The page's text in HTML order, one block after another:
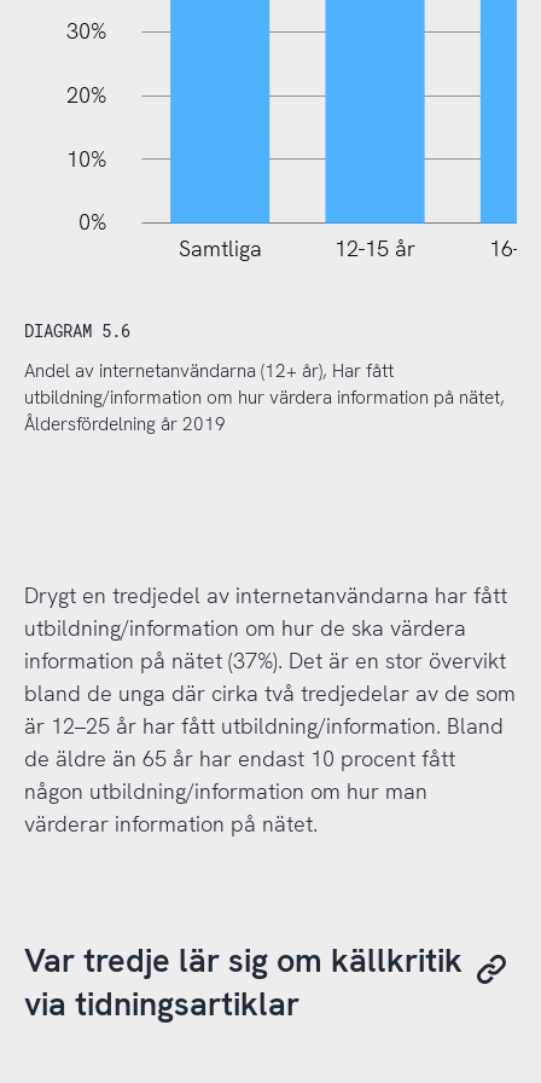
30%
20%
10%
0%
Samtliga 12-15 år 16-
DIAGRAM 5.6
Andel av internetanvändarna (12+ år), Har fått
utbildning/information om hur värdera information på nätet,
Åldersfördelning år 2019
Drygt en tredjedel av internetanvändarna har fått
utbildning/information om hur de ska värdera
information på nätet (37%). Det är en stor övervikt
bland de unga där cirka två tredjedelar av de som
är 12–25 år har fått utbildning/information. Bland
de äldre än 65 år har endast 10 procent fått
någon utbildning/information om hur man
värderar information på nätet.
Var tredje lär sig om källkritik
via tidningsartiklar